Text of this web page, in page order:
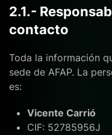
2.1.-
contacto
Toda la información
sede de AFAP. La
es:
Vicente Carrió
CIF: 52785956J